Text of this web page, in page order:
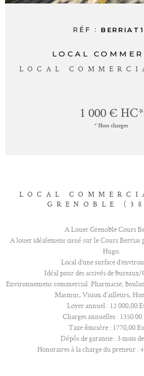
RÉF :
LOCAL
LOCAL
1 000 € HC*
* Hors charges
LOCAL
GRENOBLE
A Louer Grenoble Cours
A louer idéalement situé sur le Cours Berriat
Hugo.
Local d’une surface
Idéal pour des activés de
Environnement commercial :Pharmacie,
Matmut, Vision d'ailleurs,
Loyer annuel : 12 000,00
Charges annuelles : 1350.00
Taxe foncière : 1770,00
Dépôt de garantie : 3 mois
Honoraires à la charge du preneur :